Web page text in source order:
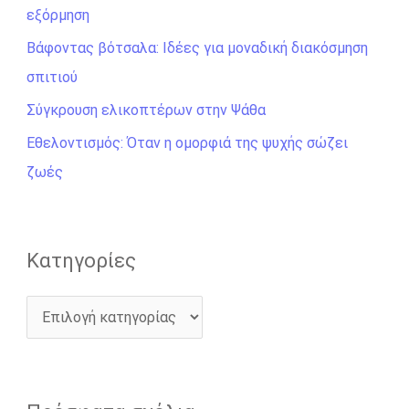
η
σ
η
γ
ι
α
εξόρμηση
Βάφοντας βότσαλα: Ιδέες για μοναδική διακόσμηση
σπιτιού
Σύγκρουση ελικοπτέρων στην Ψάθα
Εθελοντισμός: Όταν η ομορφιά της ψυχής σώζει
ζωές
Kατηγορίες